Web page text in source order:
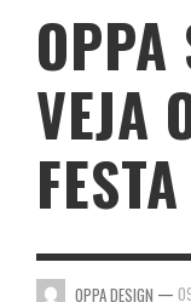
OPPA
VEJA
FESTA
OPPA DESIGN —